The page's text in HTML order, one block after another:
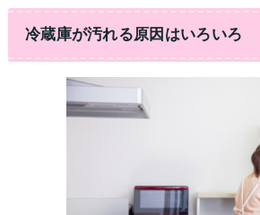
冷蔵庫が汚れる原因はいろいろ